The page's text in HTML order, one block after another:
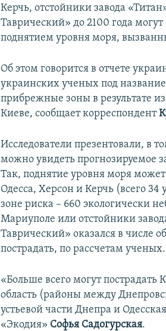
Керчь, отстойники завода
Таврический» до 2100 года могут
поднятием уровня моря,
Об этом говорится в отчете
украинских ученых под
прибрежные зоны в результате
Киеве, сообщает корреспондент
Исследователи презентовали, в
можно увидеть прогнозируемое
Так, поднятие уровня моря
Одесса, Херсон и Керчь (всего 34
зоне риска – 660 экологически
Мариуполе или отстойники
Таврический» оказался в числе
пострадать, по рассчетам ученых.
«Больше всего могут
область (районы между
устьевой части Днепра и
«Экодия» Софья Садогурская.